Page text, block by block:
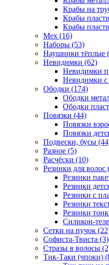
Крабы на
Крабы
Крабы
Мех (16)
Наборы (53)
Наушники тёплые
Невидимки (62)
Невидимки
Невидимки с
Ободки (174)
Ободки
Ободки
Повязки (44)
Повязки
Повязки
Подвески, бусы
Разное (5)
Расчёски (10)
Резинки для волос
Резинки
Резинки
Резинки с
Резинки
Резинки
Силикон-
Сетки на пучок
Софиста-Твиста (3)
Стразы в волосы
Тик-Таки (чпоки)